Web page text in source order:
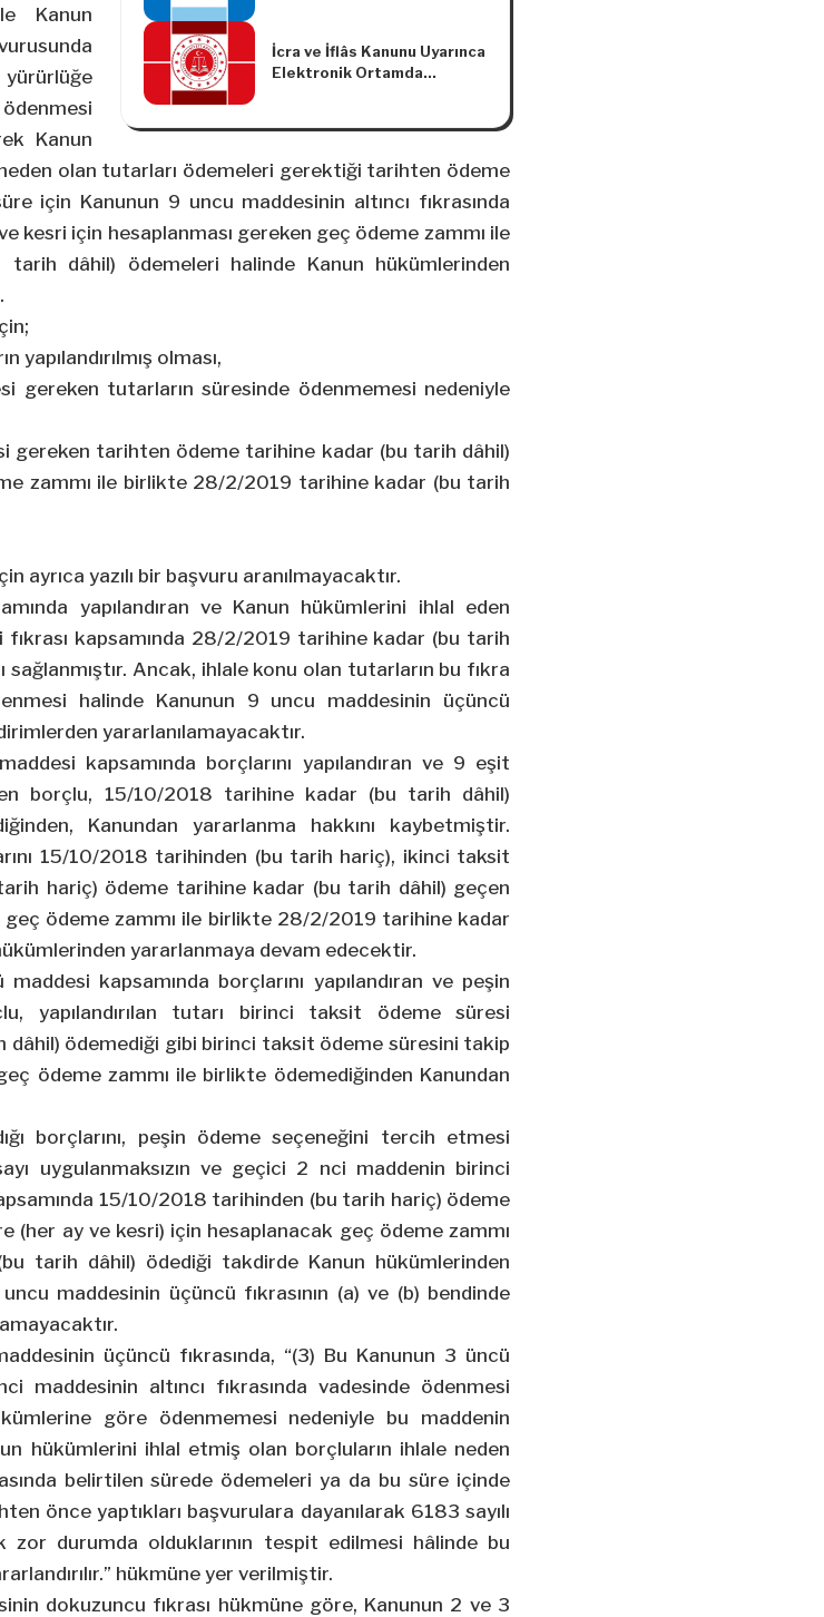
Uzatılmasına İlişkin Duyuru
İcra ve İflâs Kanunu Uyarınca
Elektronik Ortamda
Kanun
yürürlüğe
Kanun
olan tutarları ödemeleri gerektiği tarihten ödeme
için Kanunun 9 uncu maddesinin altıncı fıkrasında
kesri için hesaplanması gereken geç ödeme zammı ile
dâhil) ödemeleri halinde Kanun hükümlerinden
yapılandırılmış olması,
gereken tutarların süresinde ödenmemesi nedeniyle
gereken tarihten ödeme tarihine kadar (bu tarih dâhil)
zammı ile birlikte 28/2/2019 tarihine kadar (bu tarih
ayrıca yazılı bir başvuru aranılmayacaktır.
yapılandıran ve Kanun hükümlerini ihlal eden
kapsamında 28/2/2019 tarihine kadar (bu tarih
Ancak, ihlale konu olan tutarların bu fıkra
halinde Kanunun 9 uncu maddesinin üçüncü
yararlanılamayacaktır.
maddesi kapsamında borçlarını yapılandıran ve 9 eşit
borçlu, 15/10/2018 tarihine kadar (bu tarih dâhil)
Kanundan yararlanma hakkını kaybetmiştir.
15/10/2018 tarihinden (bu tarih hariç), ikinci taksit
hariç) ödeme tarihine kadar (bu tarih dâhil) geçen
ödeme zammı ile birlikte 28/2/2019 tarihine kadar
yararlanmaya devam edecektir.
kapsamında borçlarını yapılandıran ve peşin
yapılandırılan tutarı birinci taksit ödeme süresi
dâhil) ödemediği gibi birinci taksit ödeme süresini takip
ödeme zammı ile birlikte ödemediğinden Kanundan
borçlarını, peşin ödeme seçeneğini tercih etmesi
uygulanmaksızın ve geçici 2 nci maddenin birinci
15/10/2018 tarihinden (bu tarih hariç) ödeme
(her ay ve kesri) için hesaplanacak geç ödeme zammı
tarih dâhil) ödediği takdirde Kanun hükümlerinden
maddesinin üçüncü fıkrasının (a) ve (b) bendinde
üçüncü fıkrasında, “(3) Bu Kanunun 3 üncü
maddesinin altıncı fıkrasında vadesinde ödenmesi
göre ödenmemesi nedeniyle bu maddenin
hükümlerini ihlal etmiş olan borçluların ihlale neden
belirtilen sürede ödemeleri ya da bu süre içinde
önce yaptıkları başvurulara dayanılarak 6183 sayılı
durumda olduklarının tespit edilmesi hâlinde bu
hükmüne yer verilmiştir.
dokuzuncu fıkrası hükmüne göre, Kanunun 2 ve 3